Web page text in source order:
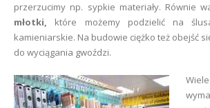
przerzucimy np. sypkie materiały. Równie
młotki, które możemy podzielić na
kamieniarskie. Na budowie ciężko też obejść
do wyciągania gwoździ.